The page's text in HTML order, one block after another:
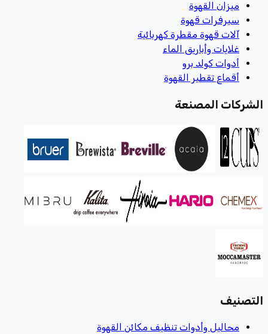
ميزان القهوة
سيرفرات قهوة
آلات قهوة مقطرة كهربائية
غلايات وأباريق الماء
أدوات كولد برو
أقماع تقطير القهوة
الشركات المصنعة
التصنيف
محاليل وأدوات تنظيف مكائن القهوة